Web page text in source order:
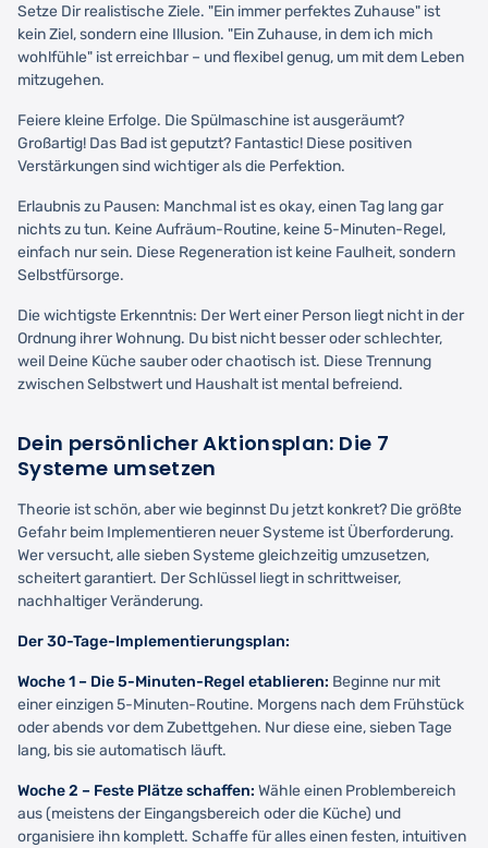
Setze Dir realistische Ziele. "Ein immer perfektes Zuhause" ist
kein Ziel, sondern eine Illusion. "Ein Zuhause, in dem ich mich
wohlfühle" ist erreichbar – und flexibel genug, um mit dem Leben
mitzugehen.
Feiere kleine Erfolge. Die Spülmaschine ist ausgeräumt?
Großartig! Das Bad ist geputzt? Fantastic! Diese positiven
Verstärkungen sind wichtiger als die Perfektion.
Erlaubnis zu Pausen: Manchmal ist es okay, einen Tag lang gar
nichts zu tun. Keine Aufräum-Routine, keine 5-Minuten-Regel,
einfach nur sein. Diese Regeneration ist keine Faulheit, sondern
Selbstfürsorge.
Die wichtigste Erkenntnis: Der Wert einer Person liegt nicht in der
Ordnung ihrer Wohnung. Du bist nicht besser oder schlechter,
weil Deine Küche sauber oder chaotisch ist. Diese Trennung
zwischen Selbstwert und Haushalt ist mental befreiend.
Dein persönlicher Aktionsplan: Die 7
Systeme umsetzen
Theorie ist schön, aber wie beginnst Du jetzt konkret? Die größte
Gefahr beim Implementieren neuer Systeme ist Überforderung.
Wer versucht, alle sieben Systeme gleichzeitig umzusetzen,
scheitert garantiert. Der Schlüssel liegt in schrittweiser,
nachhaltiger Veränderung.
Der 30-Tage-Implementierungsplan:
Woche 1 – Die 5-Minuten-Regel etablieren: Beginne nur mit
einer einzigen 5-Minuten-Routine. Morgens nach dem Frühstück
oder abends vor dem Zubettgehen. Nur diese eine, sieben Tage
lang, bis sie automatisch läuft.
Woche 2 – Feste Plätze schaffen: Wähle einen Problembereich
aus (meistens der Eingangsbereich oder die Küche) und
organisiere ihn komplett. Schaffe für alles einen festen, intuitiven